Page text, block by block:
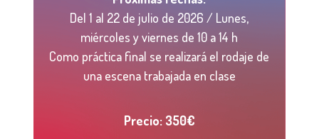
Del 1 al 22 de julio de 2026 / Lunes,
miércoles y viernes de 10 a 14 h
Como práctica final se realizará el rodaje de
una escena trabajada en clase
Precio: 350€